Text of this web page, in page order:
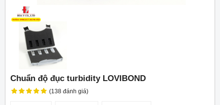
Chuẩn độ đục turbidity LOVIBOND
(138 đánh giá)